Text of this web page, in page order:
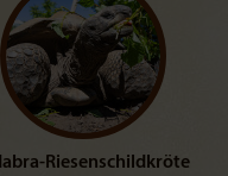
Riesenschildkröte